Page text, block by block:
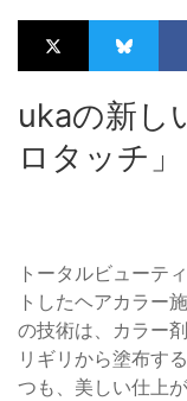
ukaの新し
ロタッチ」
トータルビューテ
トしたヘアカラー
の技術は、カラー
リギリから塗布す
つも、美しい仕上